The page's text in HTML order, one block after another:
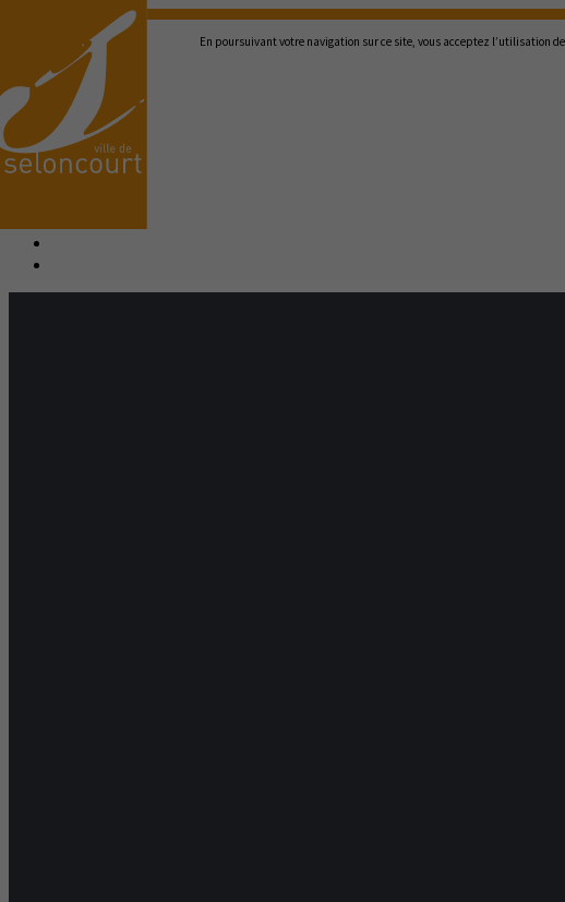
En poursuivant votre navigation sur ce site, vous acceptez l’utilisation